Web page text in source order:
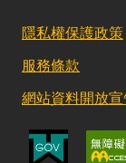
隱私權保護政策
服務條款
網站資料開放宣